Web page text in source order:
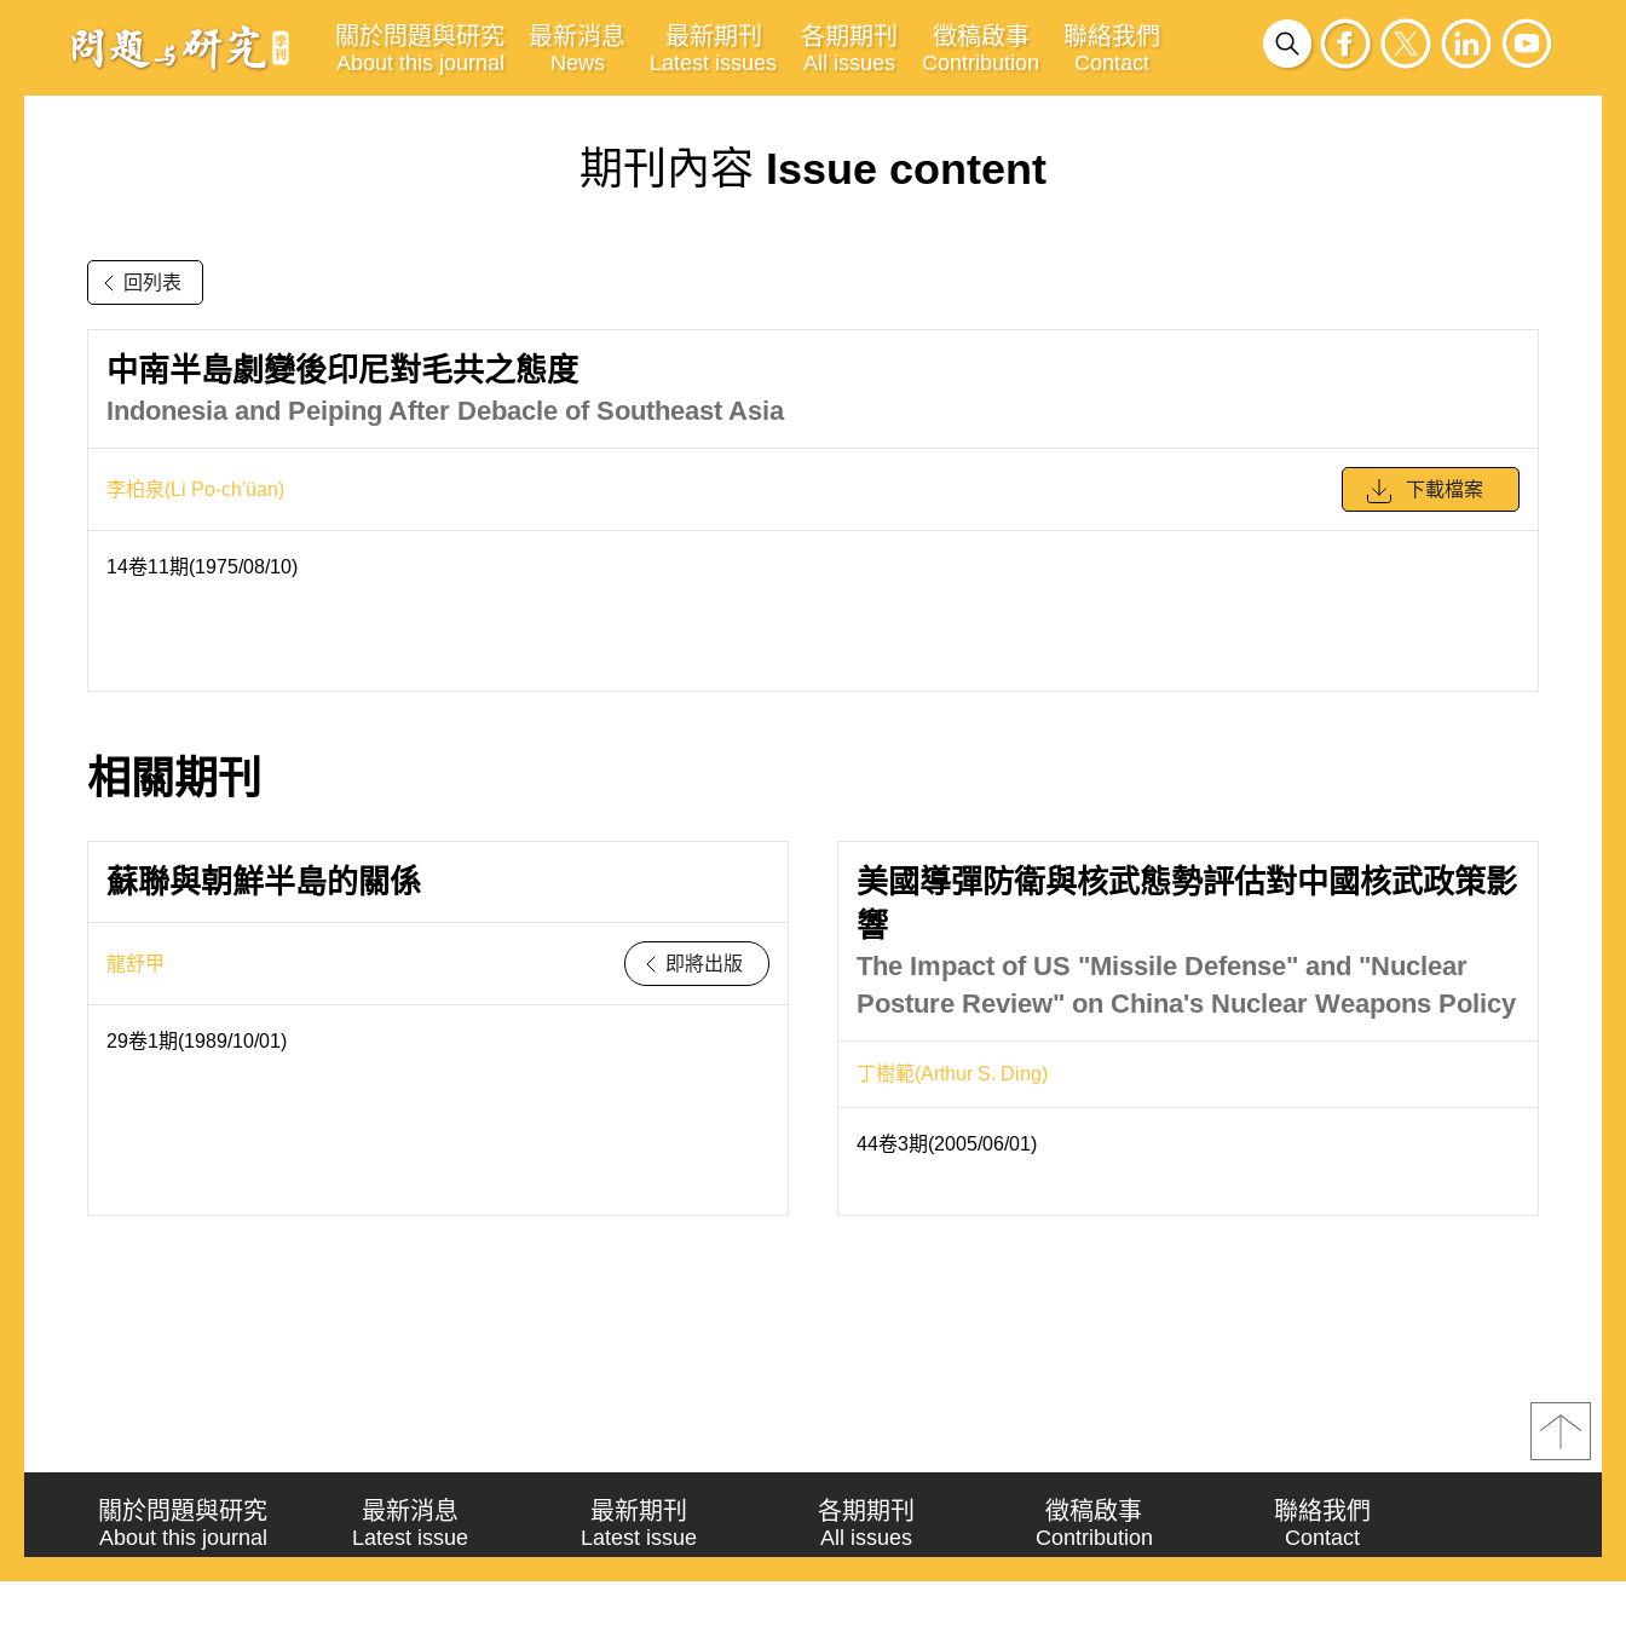
關於問題與研究
About this journal
最新消息
News
最新期刊
Latest issues
各期期刊
All issues
徵稿啟事
Contribution
聯絡我們
Contact
期刊內容 Issue content
回列表
中南半島劇變後印尼對毛共之態度
Indonesia and Peiping After Debacle of Southeast Asia
李柏泉(Li Po-ch'üan) 下載檔案
14卷11期(1975/08/10)
相關期刊
蘇聯與朝鮮半島的關係
龍舒甲 即將出版
29卷1期(1989/10/01)
美國導彈防衛與核武態勢評估對中國核武政策影
響
The Impact of US "Missile Defense" and "Nuclear
Posture Review" on China's Nuclear Weapons Policy
丁樹範(Arthur S. Ding)
44卷3期(2005/06/01)
關於問題與研究
About this journal
最新消息
Latest issue
最新期刊
Latest issue
各期期刊
All issues
徵稿啟事
Contribution
聯絡我們
Contact